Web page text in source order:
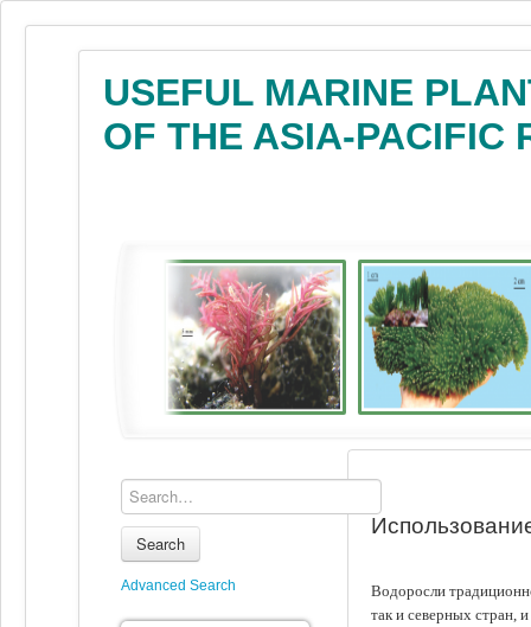
USEFUL MARINE
OF THE ASIA-PACIFIC
Водоросли
так и северных стран,
Search
Advanced Search